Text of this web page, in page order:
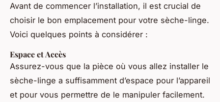
Avant de commencer l’installation, il est crucial de
choisir le bon emplacement pour votre sèche-linge.
Voici quelques points à considérer :
Espace et Accès
Assurez-vous que la pièce où vous allez installer le
sèche-linge a suffisamment d’espace pour l’appareil
et pour vous permettre de le manipuler facilement.